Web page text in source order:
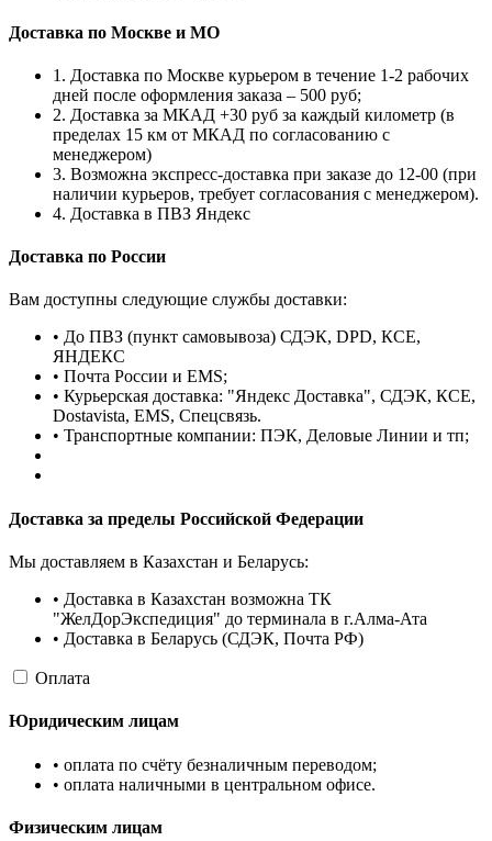
Доставка по Москве и МО
1. Доставка по Москве курьером в течение 1-2 рабочих
дней после оформления заказа – 500 руб;
2. Доставка за МКАД +30 руб за каждый километр (в
пределах 15 км от МКАД по согласованию с
менеджером)
3. Возможна экспресс-доставка при заказе до 12-00 (при
наличии курьеров, требует согласования с менеджером).
4. Доставка в ПВЗ Яндекс
Доставка по России
Вам доступны следующие службы доставки:
• До ПВЗ (пункт самовывоза) СДЭК, DPD, КСЕ,
ЯНДЕКС
• Почта России и EMS;
• Курьерская доставка: "Яндекс Доставка", СДЭК, КСЕ,
Dostavista, EMS, Спецсвязь.
• Транспортные компании: ПЭК, Деловые Линии и тп;
Доставка за пределы Российской Федерации
Мы доставляем в Казахстан и Беларусь:
• Доставка в Казахстан возможна ТК
"ЖелДорЭкспедиция" до терминала в г.Алма-Ата
• Доставка в Беларусь (СДЭК, Почта РФ)
Оплата
Юридическим лицам
• оплата по счёту безналичным переводом;
• оплата наличными в центральном офисе.
Физическим лицам